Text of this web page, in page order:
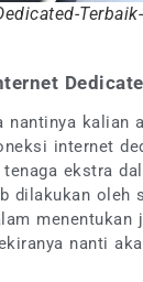
nantinya kalian
internet
ekstra
dilakukan oleh
menentukan
nanti